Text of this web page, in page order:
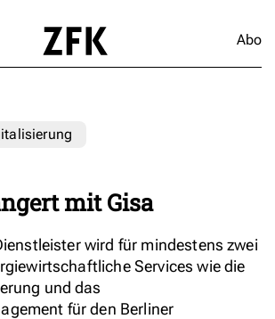
Abo
mit Gisa
wird für mindestens zwei
Services wie die
und das
für den Berliner